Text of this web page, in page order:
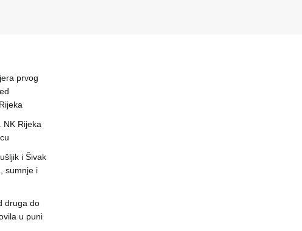
prvog
NK Rijeka
i Šivak
sumnje i
druga do
u puni